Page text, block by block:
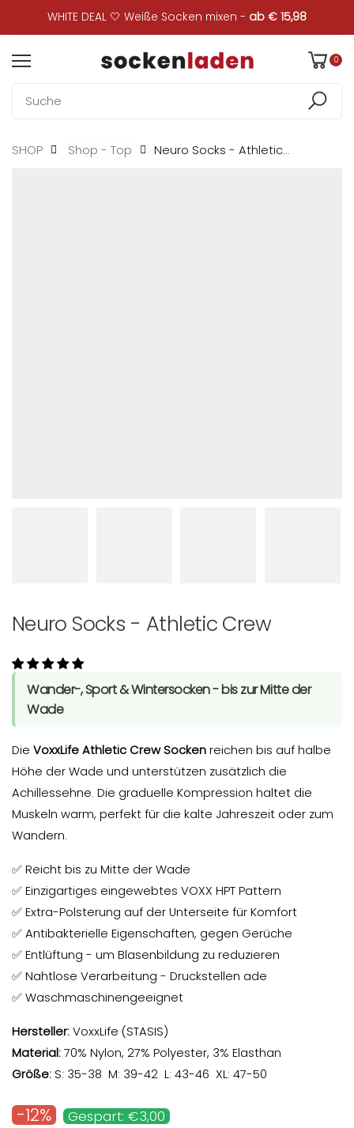
WHITE DEAL 🤍 Weiße Socken mixen - ab € 15,98
0
SHOP Shop - Top Neuro Socks - Athletic...
Neuro Socks - Athletic Crew
Wander-, Sport & Wintersocken - bis zur Mitte der
Wade
Die VoxxLife Athletic Crew Sockenreichen bis auf halbe
Höhe der Wade und unterstützen zusätzlich die
Achillessehne. Die graduelle Kompression haltet die
Muskeln warm, perfekt für die kalte Jahreszeit oder zum
Wandern.
✅ Reicht bis zu Mitte der Wade
✅ Einzigartiges eingewebtes VOXX HPT Pattern
✅ Extra-Polsterung auf der Unterseite für Komfort
✅ Antibakterielle Eigenschaften, gegen Gerüche
✅ Entlüftung - um Blasenbildung zu reduzieren
✅ Nahtlose Verarbeitung - Druckstellen ade
✅ Waschmaschinengeeignet
Hersteller:VoxxLife (STASIS)
Material:70% Nylon, 27% Polyester, 3% Elasthan
Größe: S: 35-38 M: 39-42 L: 43-46 XL: 47-50
-12% Gespart: €3,00